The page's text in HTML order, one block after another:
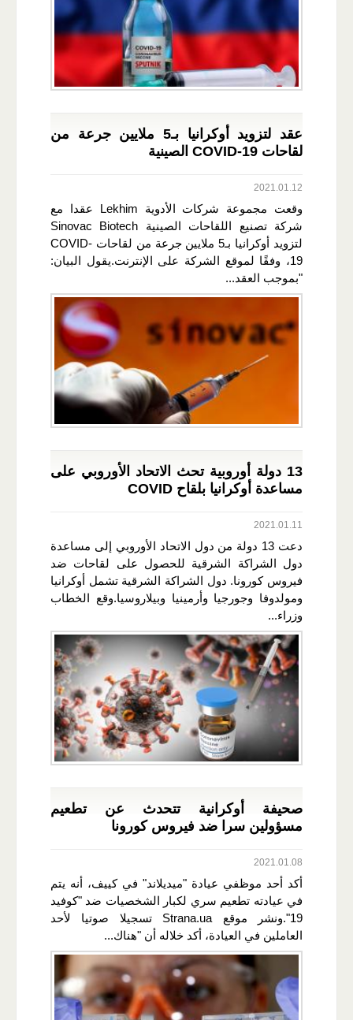
عقد لتزويد أوكرانيا بـ5 ملايين جرعة من
لقاحات COVID-19 الصينية
2021.01.12
وقعت مجموعة شركات الأدوية Lekhim عقدا مع
شركة تصنيع اللقاحات الصينية Sinovac Biotech
لتزويد أوكرانيا بـ5 ملايين جرعة من لقاحات COVID-
19، وفقًا لموقع الشركة على الإنترنت.يقول البيان:
"بموجب العقد...
13 دولة أوروبية تحث الاتحاد الأوروبي على
مساعدة أوكرانيا بلقاح COVID
2021.01.11
دعت 13 دولة من دول الاتحاد الأوروبي إلى مساعدة
دول الشراكة الشرقية للحصول على لقاحات ضد
فيروس كورونا. دول الشراكة الشرقية تشمل أوكرانيا
ومولدوفا وجورجيا وأرمينيا وبيلاروسيا.وقع الخطاب
وزراء...
صحيفة أوكرانية تتحدث عن تطعيم
مسؤولين سرا ضد فيروس كورونا
2021.01.08
أكد أحد موظفي عيادة "ميديلاند" في كييف، أنه يتم
في عيادته تطعيم سري لكبار الشخصيات ضد "كوفيد
19".ونشر موقع Strana.ua تسجيلا صوتيا لأحد
العاملين في العيادة، أكد خلاله أن "هناك...